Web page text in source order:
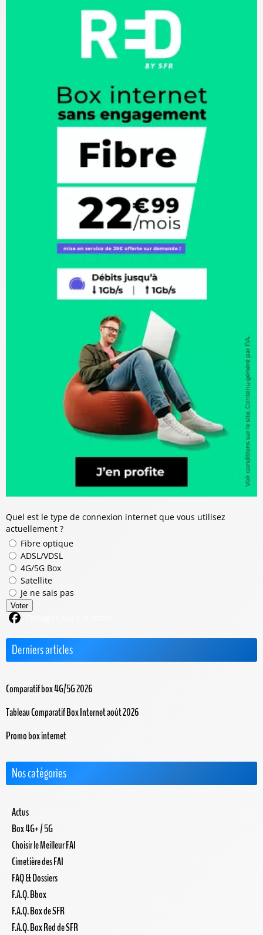
Quel est le type de connexion internet que vous utilisez
actuellement ?
Fibre optique
ADSL/VDSL
4G/5G Box
Satellite
Je ne sais pas
Voter
Derniers articles
Comparatif box 4G/5G 2026
Tableau Comparatif Box Internet août 2026
Promo box internet
Nos catégories
Actus
Box 4G+ / 5G
Choisir le Meilleur FAI
Cimetière des FAI
FAQ & Dossiers
F.A.Q. Bbox
F.A.Q. Box de SFR
F.A.Q. Box Red de SFR